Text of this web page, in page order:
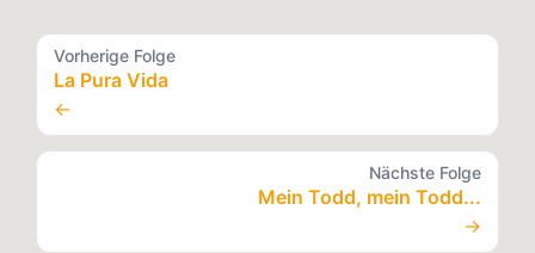
Vorherige Folge
La Pura Vida
←
Nächste Folge
Mein Todd, mein Todd...
→